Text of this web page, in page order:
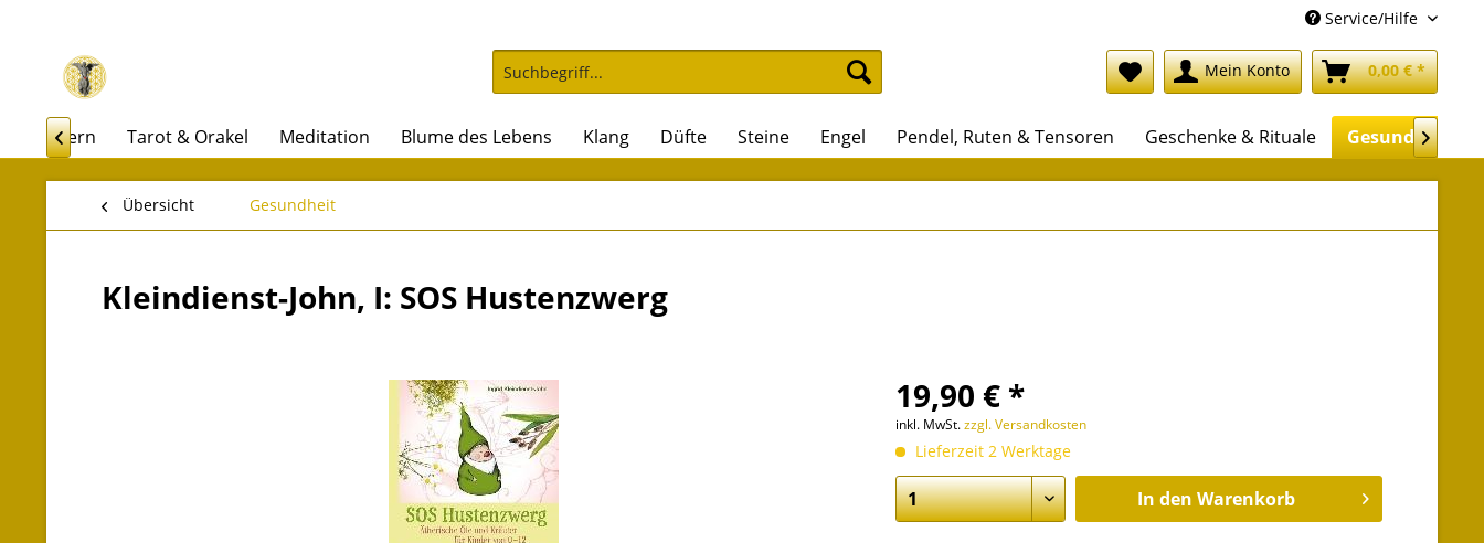
Service/Hilfe
Mein Konto 0,00 € *
Räuchern Tarot & Orakel Meditation Blume des Lebens Klang Düfte Steine Engel Pendel, Ruten & Tensoren Geschenke & Rituale Gesundheit
 
Übersicht Gesundheit
Kleindienst-John, I: SOS Hustenzwerg
19,90 € *
inkl. MwSt.zzgl. Versandkosten
Lieferzeit 2 Werktage
In den Warenkorb